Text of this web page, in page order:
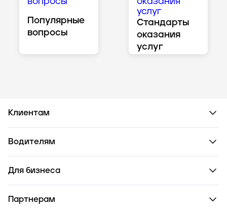
Популярные
вопросы
Стандарты
оказания
услуг
Клиентам
Водителям
Для бизнеса
Партнерам